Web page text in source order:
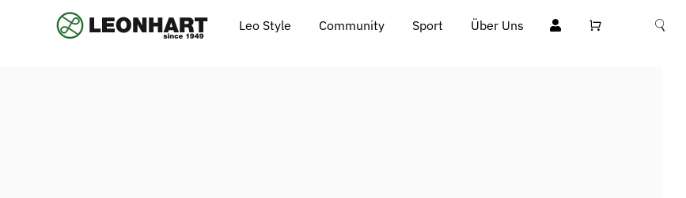
Leo Style Community Sport Über Uns